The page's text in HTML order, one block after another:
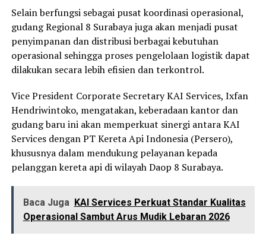
Selain berfungsi sebagai pusat koordinasi operasional,
gudang Regional 8 Surabaya juga akan menjadi pusat
penyimpanan dan distribusi berbagai kebutuhan
operasional sehingga proses pengelolaan logistik dapat
dilakukan secara lebih efisien dan terkontrol.
Vice President Corporate Secretary KAI Services, Ixfan
Hendriwintoko, mengatakan, keberadaan kantor dan
gudang baru ini akan memperkuat sinergi antara KAI
Services dengan PT Kereta Api Indonesia (Persero),
khususnya dalam mendukung pelayanan kepada
pelanggan kereta api di wilayah Daop 8 Surabaya.
Baca Juga KAI Services Perkuat Standar Kualitas
Operasional Sambut Arus Mudik Lebaran 2026